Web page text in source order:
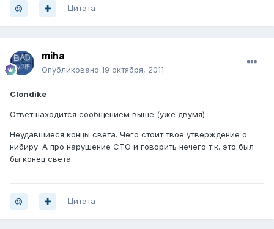
Цитата
miha
Опубликовано 19 октября, 2011
Clondike
Ответ находится сообщением выше (уже двумя)
Неудавшиеся концы света. Чего стоит твое утверждение о
нибиру. А про нарушение СТО и говорить нечего т.к. это был
бы конец света.
Цитата